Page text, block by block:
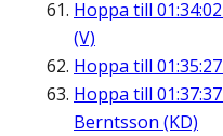
Hoppa till 01:34:02
(V)
Hoppa till 01:35:27
Hoppa till 01:37:37
Berntsson (KD)